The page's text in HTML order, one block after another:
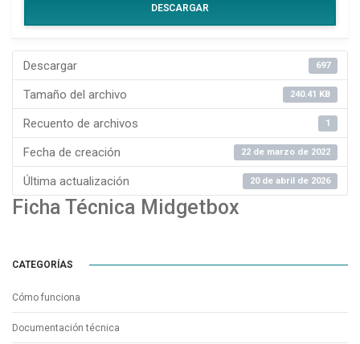
DESCARGAR
Descargar 697
Tamaño del archivo 240.41 KB
Recuento de archivos 1
Fecha de creación 22 de marzo de 2022
Última actualización 20 de abril de 2026
Ficha Técnica Midgetbox
CATEGORÍAS
Cómo funciona
Documentación técnica